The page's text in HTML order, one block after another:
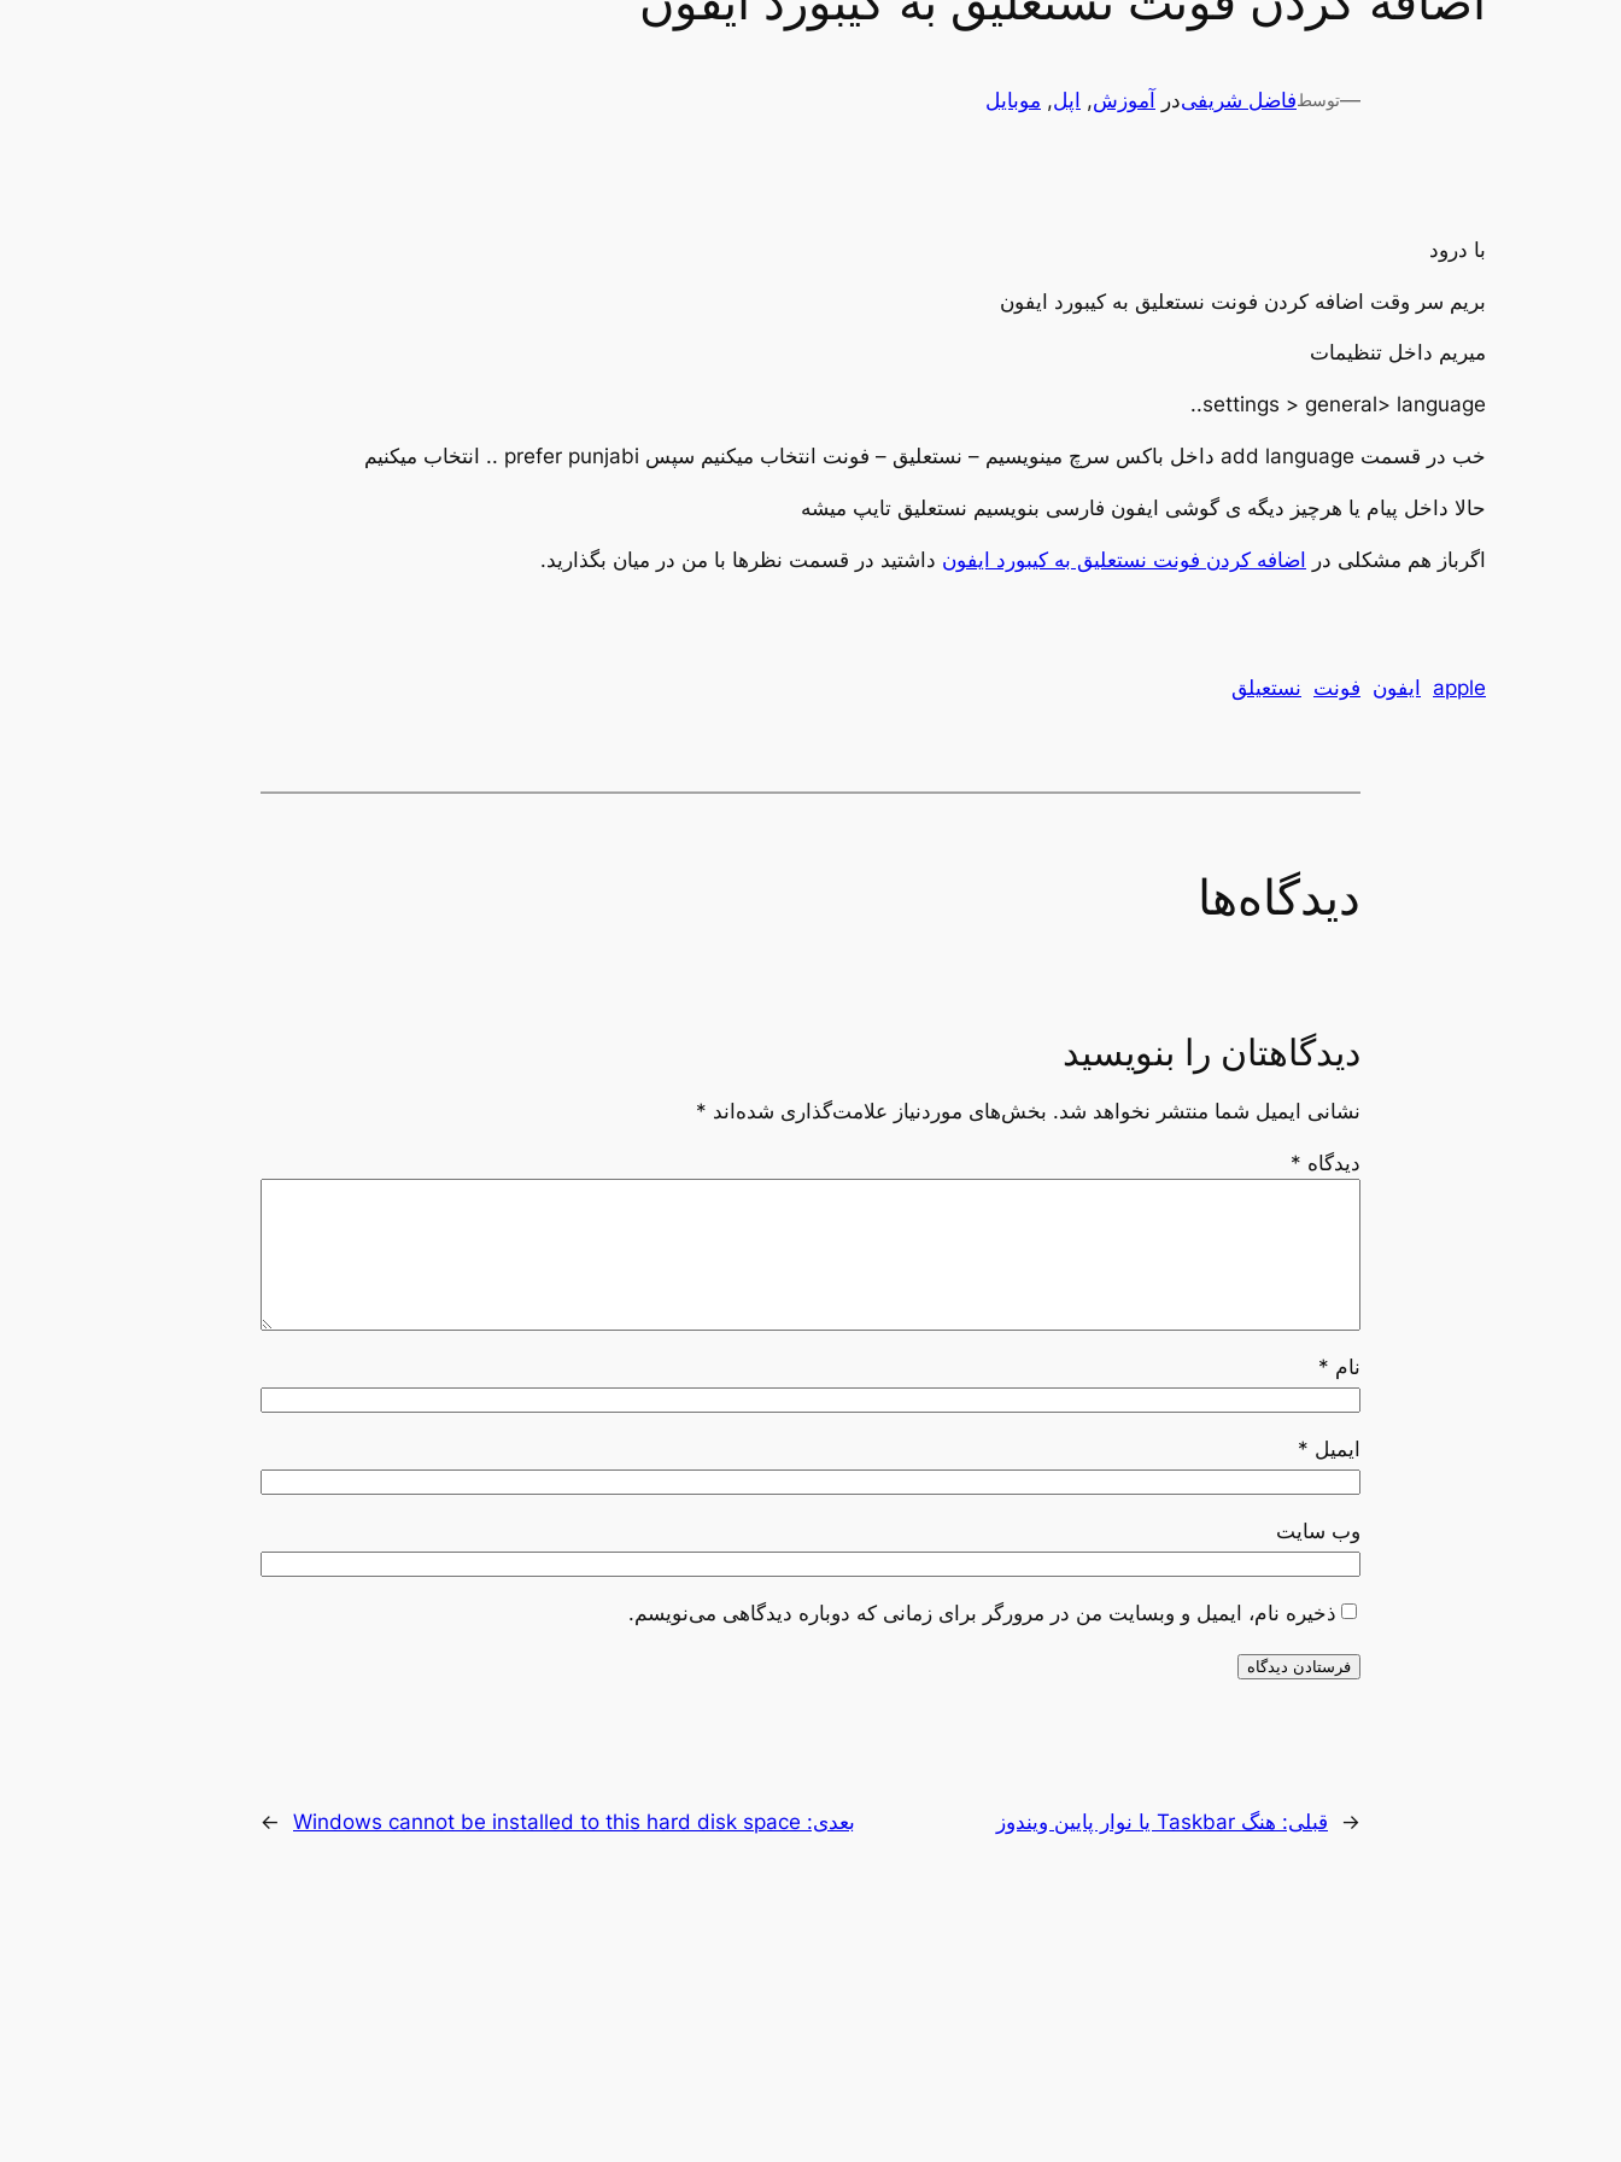
—توسطفاضل شریفیدر آموزش, اپل, موبایل
با درود
بریم سر وقت اضافه کردن فونت نستعلیق به کیبورد ایفون
میریم داخل تنظیمات
settings > general> language..
خب در قسمت add language داخل باکس سرچ مینویسیم – نستعلیق – فونت انتخاب میکنیم سپس prefer punjabi .. انتخاب میکنیم
حالا داخل پیام یا هرچیز دیگه ی گوشی ایفون فارسی بنویسیم نستعلیق تایپ میشه
اگرباز هم مشکلی در اضافه کردن فونت نستعلیق به کیبورد ایفون داشتید در قسمت نظرها با من در میان بگذارید.
apple ایفون فونت نستعیلق
دیدگاه‌ها
دیدگاهتان را بنویسید
نشانی ایمیل شما منتشر نخواهد شد. بخش‌های موردنیاز علامت‌گذاری شده‌اند *
دیدگاه *
نام *
ایمیل *
وب‌ سایت
ذخیره نام، ایمیل و وبسایت من در مرورگر برای زمانی که دوباره دیدگاهی می‌نویسم.
← قبلی: هنگ Taskbar یا نوار پایین ویندوز بعدی: Windows cannot be installed to this hard disk space
→